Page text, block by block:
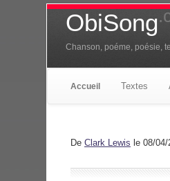
ObiSong
Chanson, poéme, poésie,
Accueil Textes
De Clark Lewis le 08/